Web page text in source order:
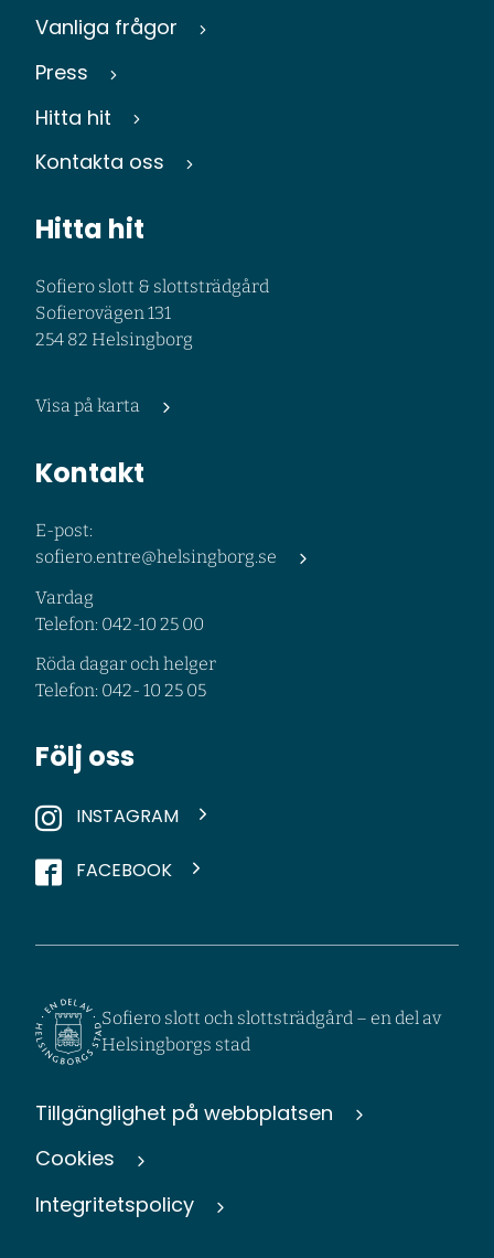
Vanliga frågor
Press
Hitta hit
Kontakta oss
Hitta hit
Sofiero slott & slottsträdgård
Sofierovägen 131
254 82 Helsingborg
Visa på karta
Kontakt
E-post:
sofiero.entre@helsingborg.se
Vardag
Telefon: 042-10 25 00
Röda dagar och helger
Telefon: 042- 10 25 05
Följ oss
INSTAGRAM
FACEBOOK
Sofiero slott och slottsträdgård – en del av
Helsingborgs stad
Tillgänglighet på webbplatsen
Cookies
Integritetspolicy